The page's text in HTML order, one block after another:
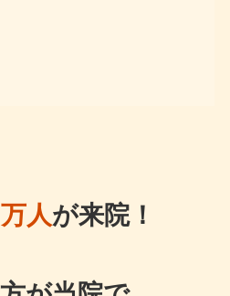
人が来院！